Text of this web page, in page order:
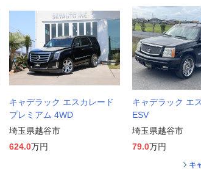
キャデラック エスカレード
プレミアム 4WD
埼玉県越谷市
624.0万円
キャデラック エ
ESV
埼玉県越谷市
79.0万円
キ